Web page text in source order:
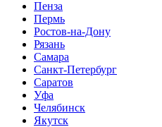
Пенза
Пермь
Ростов-на-Дону
Рязань
Самара
Санкт-Петербург
Саратов
Уфа
Челябинск
Якутск